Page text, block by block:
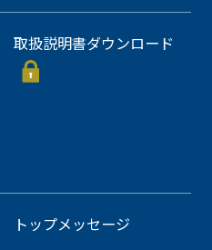
取扱説明書ダウンロード
トップメッセージ